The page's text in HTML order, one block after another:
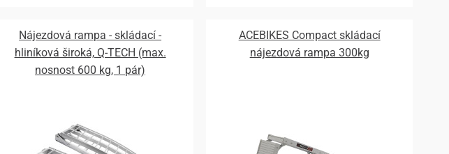
Nájezdová rampa - skládací -
hliníková široká, Q-TECH (max.
nosnost 600 kg, 1 pár)
ACEBIKES Compact skládací
nájezdová rampa 300kg